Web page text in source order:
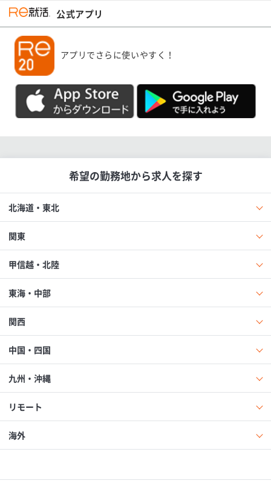
公式アプリ
アプリでさらに使いやすく！
希望の勤務地から求人を探す
北海道・東北
関東
甲信越・北陸
東海・中部
関西
中国・四国
九州・沖縄
リモート
海外